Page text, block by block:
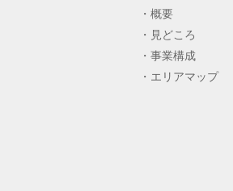
概要
見どころ
事業構成
エリアマップ